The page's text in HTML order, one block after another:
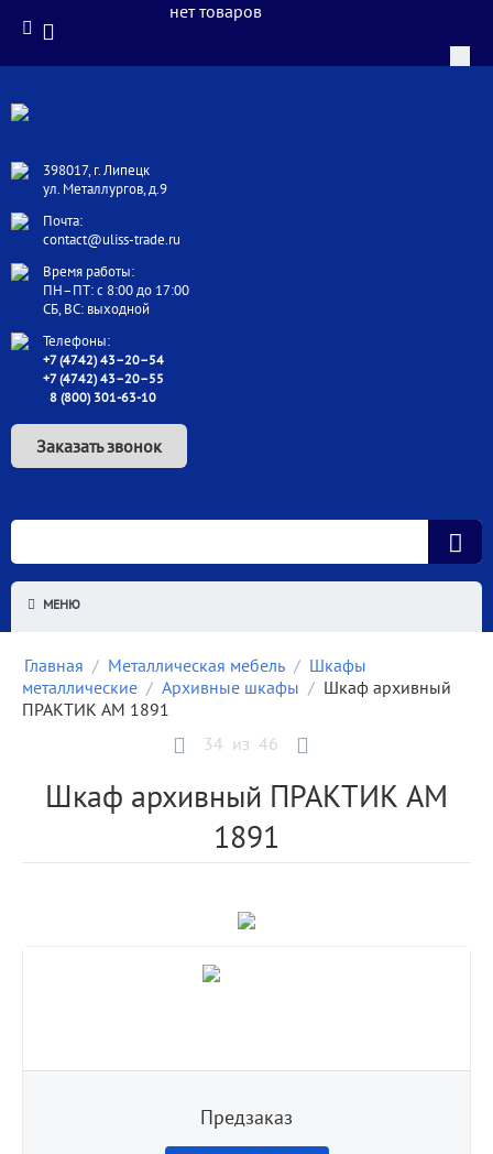
398017, г. Липецк
ул. Металлургов, д.9
Почта:
contact@uliss-trade.ru
Время работы:
ПН–ПТ: с 8:00 до 17:00
СБ, ВС: выходной
Телефоны:
+7 (4742) 43–20–54
+7 (4742) 43–20–55
8 (800) 301-63-10
Заказать звонок
нет товаров
МЕНЮ
Главная / Металлическая мебель / Шкафы
металлические / Архивные шкафы / Шкаф архивный
ПРАКТИК AM 1891
34 из 46
Шкаф архивный ПРАКТИК AM
1891
Предзаказ